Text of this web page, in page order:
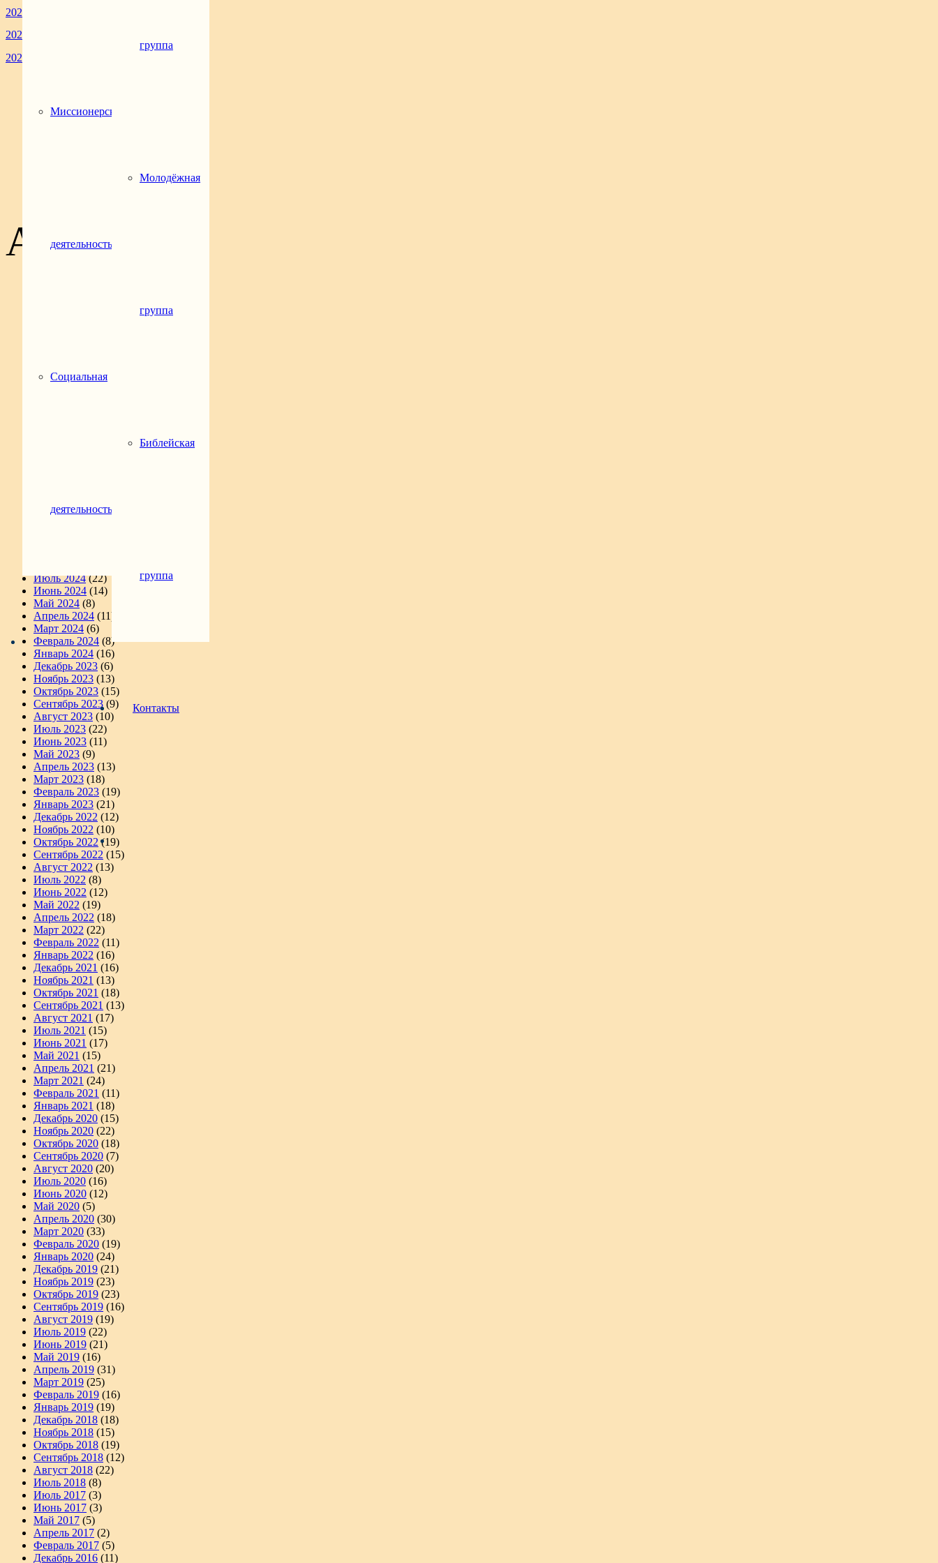
Миссионерская
деятельность
Социальная
деятельность
группа
Молодёжная
группа
Библейская
группа
Контакты
2023
2024
2025
Новости
Молодежный актив
АРХИВЫ
Ноябрь 2025(19)
Декабрь 2024(10)
Июль 2024(22)
Июнь 2024 (14)
Май 2024 (8)
Апрель 2024 (11)
Март 2024 (6)
Февраль 2024 (8)
Январь 2024 (16)
Декабрь 2023 (6)
Ноябрь 2023 (13)
Октябрь 2023 (15)
Сентябрь 2023 (9)
Август 2023 (10)
Июль 2023 (22)
Июнь 2023 (11)
Май 2023 (9)
Апрель 2023 (13)
Март 2023 (18)
Февраль 2023 (19)
Январь 2023 (21)
Декабрь 2022 (12)
Ноябрь 2022 (10)
Октябрь 2022 (19)
Сентябрь 2022 (15)
Август 2022 (13)
Июль 2022 (8)
Июнь 2022 (12)
Май 2022 (19)
Апрель 2022 (18)
Март 2022 (22)
Февраль 2022 (11)
Январь 2022 (16)
Декабрь 2021 (16)
Ноябрь 2021 (13)
Октябрь 2021 (18)
Сентябрь 2021 (13)
Август 2021 (17)
Июль 2021 (15)
Июнь 2021 (17)
Май 2021 (15)
Апрель 2021 (21)
Март 2021 (24)
Февраль 2021 (11)
Январь 2021 (18)
Декабрь 2020 (15)
Ноябрь 2020 (22)
Октябрь 2020 (18)
Сентябрь 2020 (7)
Август 2020 (20)
Июль 2020 (16)
Июнь 2020 (12)
Май 2020 (5)
Апрель 2020 (30)
Март 2020 (33)
Февраль 2020 (19)
Январь 2020 (24)
Декабрь 2019 (21)
Ноябрь 2019 (23)
Октябрь 2019 (23)
Сентябрь 2019 (16)
Август 2019 (19)
Июль 2019 (22)
Июнь 2019 (21)
Май 2019 (16)
Апрель 2019 (31)
Март 2019 (25)
Февраль 2019 (16)
Январь 2019 (19)
Декабрь 2018 (18)
Ноябрь 2018 (15)
Октябрь 2018 (19)
Сентябрь 2018 (12)
Август 2018 (22)
Июль 2018 (8)
Июль 2017 (3)
Июнь 2017 (3)
Май 2017 (5)
Апрель 2017 (2)
Февраль 2017 (5)
Декабрь 2016 (11)